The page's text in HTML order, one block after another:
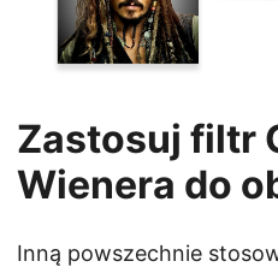
Zastosuj filtr
Wienera do
Inną powszechnie